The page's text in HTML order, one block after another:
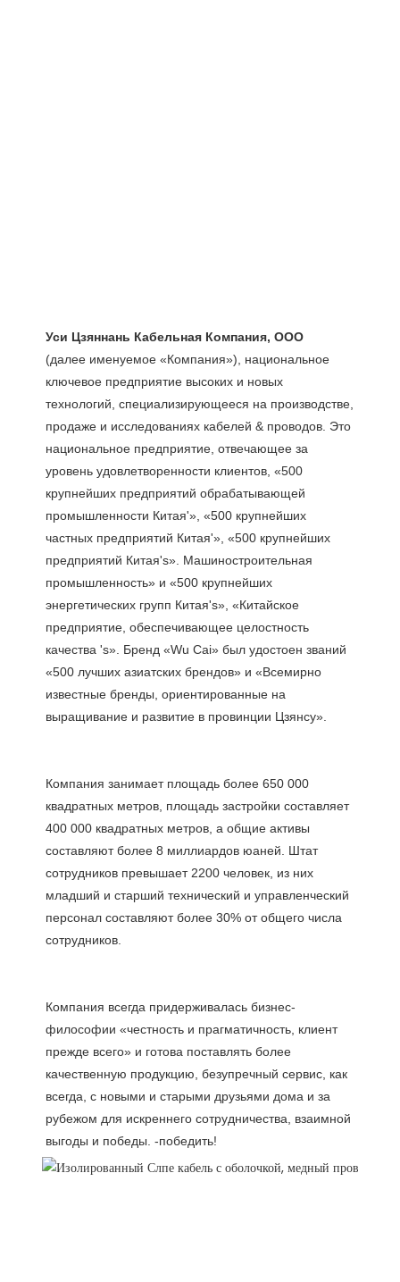
(далее именуемое «Компания»), национальное
ключевое предприятие высоких и новых
технологий, специализирующееся на производстве,
продаже и исследованиях кабелей & проводов. Это
национальное предприятие, отвечающее за
уровень удовлетворенности клиентов, «500
крупнейших предприятий обрабатывающей
промышленности Китая'», «500 крупнейших
частных предприятий Китая'», «500 крупнейших
предприятий Китая's». Машиностроительная
промышленность» и «500 крупнейших
энергетических групп Китая's», «Китайское
предприятие, обеспечивающее целостность
качества 's». Бренд «Wu Cai» был удостоен званий
«500 лучших азиатских брендов» и «Всемирно
известные бренды, ориентированные на
Компания занимает площадь более 650 000
квадратных метров, площадь застройки составляет
400 000 квадратных метров, а общие активы
составляют более 8 миллиардов юаней. Штат
сотрудников превышает 2200 человек, из них
младший и старший технический и управленческий
персонал составляют более 30% от общего числа
Компания всегда придерживалась бизнес-
философии «честность и прагматичность, клиент
прежде всего» и готова поставлять более
качественную продукцию, безупречный сервис, как
всегда, с новыми и старыми друзьями дома и за
рубежом для искреннего сотрудничества, взаимной